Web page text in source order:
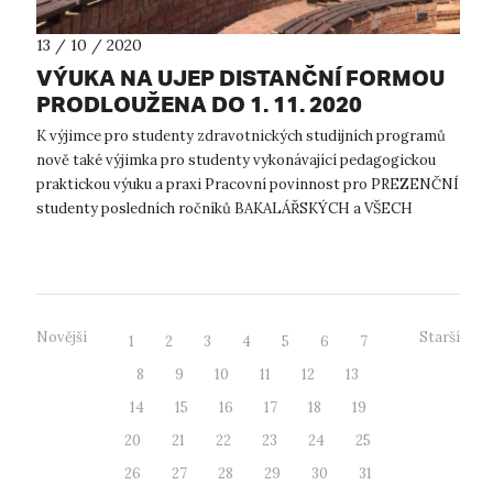
13 / 10 / 2020
VÝUKA NA UJEP DISTANČNÍ FORMOU
PRODLOUŽENA DO 1. 11. 2020
K výjimce pro studenty zdravotnických studijních programů
nově také výjimka pro studenty vykonávající pedagogickou
praktickou výuku a praxi Pracovní povinnost pro PREZENČNÍ
studenty posledních ročníků BAKALÁŘSKÝCH a VŠECH
Novější 1 2 3 4 5 6
7
8
9 10 11 12
13
14
15 16 17 18
19
20
21 22 23 24
25
26
27 28 29 30
31
Starší